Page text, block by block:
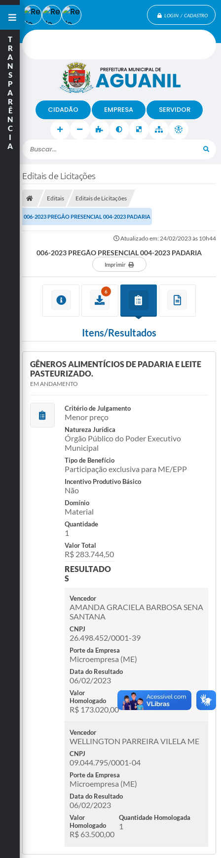
LOGIN / CADASTRO
Buscar...
CIDADÃO EMPRESA SERVIDOR
T
R
A
N
S
P
A
R
Ê
N
C
I
A
Editais de Licitações
Editais Editais de Licitações
006-2023 PREGÃO PRESENCIAL 004-2023 PADARIA
Atualizado em: 24/02/2023 às 10h44
006-2023 PREGÃO PRESENCIAL 004-2023 PADARIA
Imprimir
6
Itens/Resultados
GÊNEROS ALIMENTÍCIOS DE PADARIA E LEITE
PASTEURIZADO.
EM ANDAMENTO
Critério de Julgamento
Menor preço
Natureza Jurídica
Órgão Público do Poder Executivo
Municipal
Tipo de Benefício
Participação exclusiva para ME/EPP
Incentivo Produtivo Básico
Não
Domínio
Material
Quantidade
1
Valor Total
R$ 283.744,50
RESULTADO
S
Vencedor
AMANDA GRACIELA BARBOSA SENA
SANTANA
CNPJ
26.498.452/0001-39
Porte da Empresa
Microempresa (ME)
Data do Resultado
06/02/2023
Valor
Homologado
R$ 173.020,00
Quantidade Homologada
1
Vencedor
WELLINGTON PARREIRA VILELA ME
CNPJ
09.044.795/0001-04
Porte da Empresa
Microempresa (ME)
Data do Resultado
06/02/2023
Valor
Homologado
R$ 63.500,00
Quantidade Homologada
1